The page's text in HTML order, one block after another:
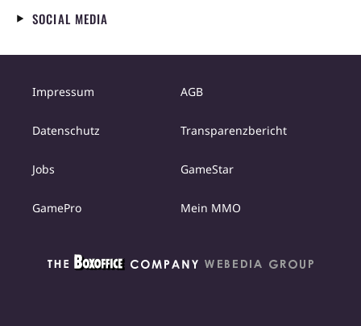
SOCIAL MEDIA
Impressum AGB
Datenschutz Transparenzbericht
Jobs GameStar
GamePro Mein MMO